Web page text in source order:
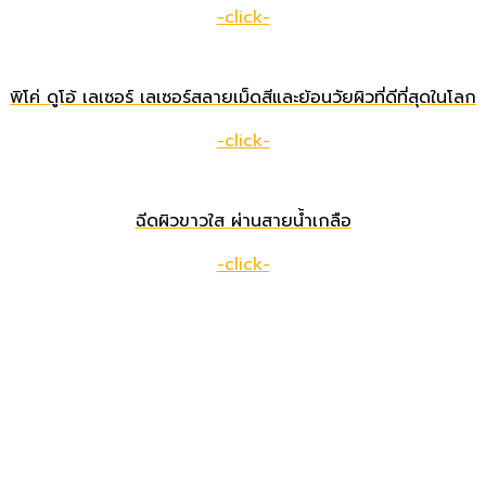
-click-
พิโค่ ดูโอ้ เลเซอร์ เลเซอร์สลายเม็ดสีและย้อนวัยผิวที่ดีที่สุดในโลก
-click-
ฉีดผิวขาวใส ผ่านสายน้ำเกลือ
-click-